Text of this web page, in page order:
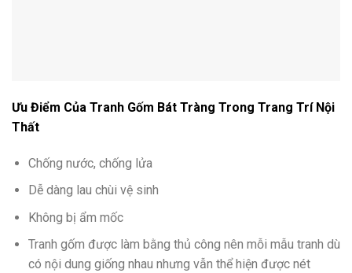
Ưu Điểm Của Tranh Gốm Bát Tràng Trong Trang Trí Nội
Thất
Chống nước, chống lửa
Dễ dàng lau chùi vệ sinh
Không bị ẩm mốc
Tranh gốm được làm bằng thủ công nên mỗi mẫu tranh dù
có nội dung giống nhau nhưng vẫn thể hiện được nét